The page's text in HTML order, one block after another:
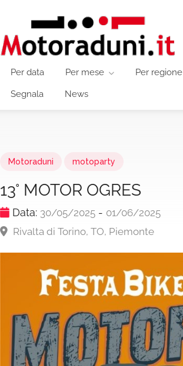
Per data Per mese Per regione
Segnala News
Motoraduni motoparty
13° MOTOR OGRES
Data: 30/05/2025 - 01/06/2025
Rivalta di Torino, TO, Piemonte